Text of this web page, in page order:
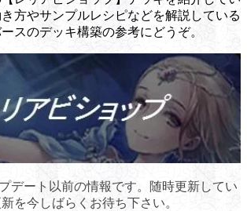
方やサンプルレシピなどを解説している
スのデッキ構築の参考にどうぞ。
デート以前の情報です。随時更新してい
を今しばらくお待ち下さい。